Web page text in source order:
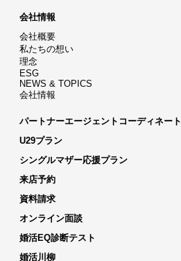
会社情報
会社概要
私たちの想い
理念
ESG
NEWS & TOPICS
会社情報
パートナーエージェントコーディネート
U29プラン
シングルマザー応援プラン
来店予約
資料請求
オンライン面談
婚活EQ診断テスト
婚活川柳